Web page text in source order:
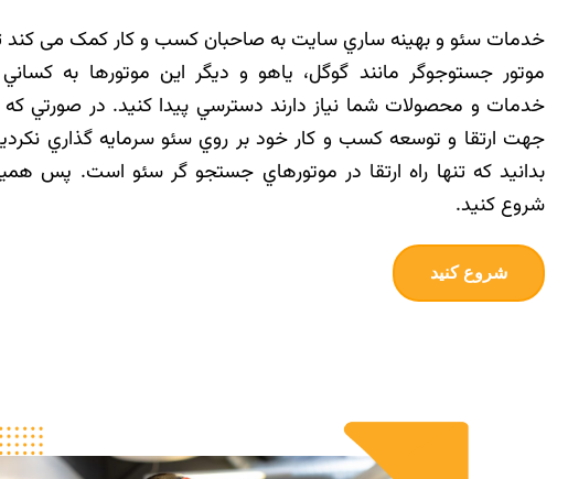
خدمات سئو و بهينه ساري سايت به صاحبان کسب و کار کمک می کند تا
موتور جستوجوگر مانند گوگل، ياهو و ديگر اين موتورها به
خدمات و محصولات شما نياز دارند دسترسي پيدا کنيد. در صورتي که
جهت ارتقا و توسعه کسب و کار خود بر روي سئو سرمايه گذاري
بدانيد که تنها راه ارتقا در موتورهاي جستجو گر سئو است. پس
شروع کنيد.
شروع کنید